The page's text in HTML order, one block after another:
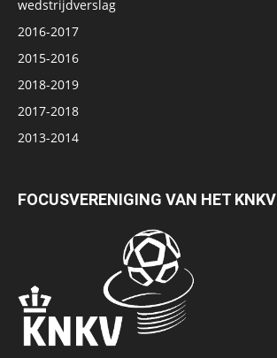
wedstrijdverslag
2016-2017
2015-2016
2018-2019
2017-2018
2013-2014
FOCUSVERENIGING VAN HET KNKV